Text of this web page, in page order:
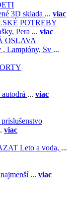
3D sklada ... viac
POTREBY
Pera ... viac
OSLAVA
, Lampióny, Sv ...
... viac
viac
Leto a voda, ...
... viac